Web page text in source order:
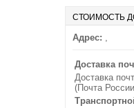
СТОИМОСТЬ
Адрес: ,
Доставка
Доставка
(Почта